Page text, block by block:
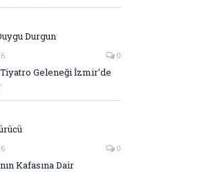
Durgun
0
Geleneği İzmir’de
0
Kafasına Dair